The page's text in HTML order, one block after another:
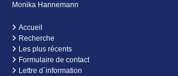
Monika Hannemann
Accueil
Recherche
Les plus récents
Formulaire de contact
Lettre d´information